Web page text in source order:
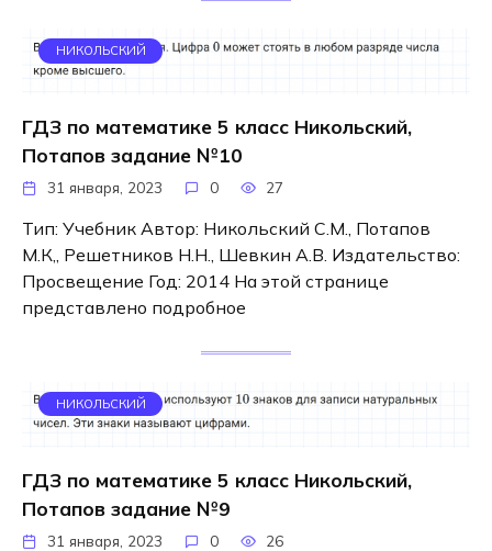
НИКОЛЬСКИЙ
ГДЗ по математике 5 класс Никольский,
Потапов задание №10
31 января, 2023 0 27
Тип: Учебник Автор: Никольский С.М., Потапов
М.К,, Решетников Н.Н., Шевкин А.В. Издательство:
Просвещение Год: 2014 На этой странице
представлено подробное
НИКОЛЬСКИЙ
ГДЗ по математике 5 класс Никольский,
Потапов задание №9
31 января, 2023 0 26